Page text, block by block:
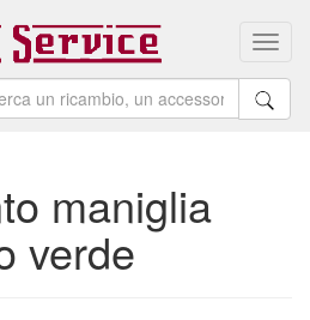
maniglia
verde